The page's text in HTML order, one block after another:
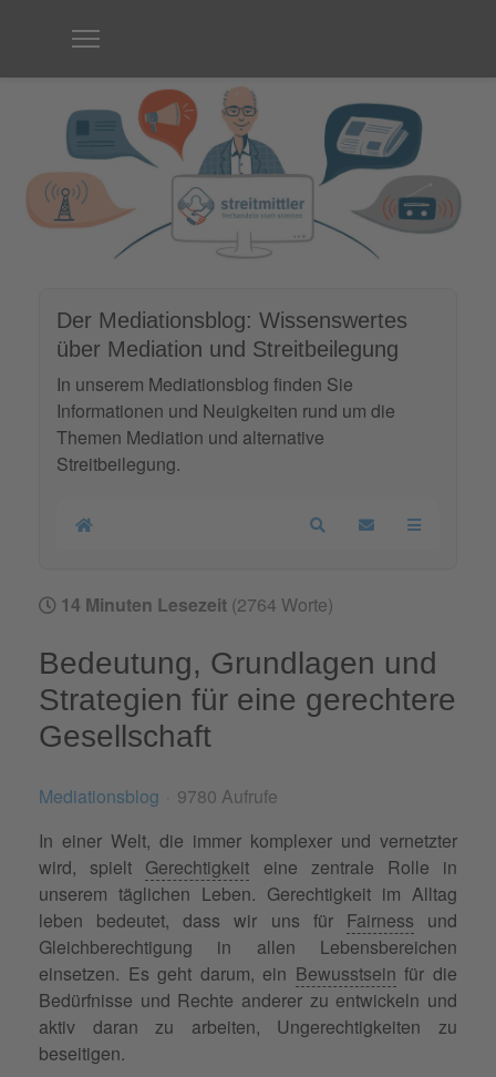
Der Mediationsblog: Wissenswertes
über Mediation und Streitbeilegung
In unserem Mediationsblog finden Sie
Informationen und Neuigkeiten rund um die
Themen Mediation und alternative
Streitbeilegung.
Home SearchUpdates
14 Minuten Lesezeit (2764 Worte)
Bedeutung, Grundlagen und
Strategien für eine gerechtere
Gesellschaft
Mediationsblog
9780 Aufrufe
In einer Welt, die immer komplexer und vernetzter
wird, spielt Gerechtigkeit eine zentrale Rolle in
unserem täglichen Leben. Gerechtigkeit im Alltag
leben bedeutet, dass wir uns für Fairness und
Gleichberechtigung in allen Lebensbereichen
einsetzen. Es geht darum, ein Bewusstsein für die
Bedürfnisse und Rechte anderer zu entwickeln und
aktiv daran zu arbeiten, Ungerechtigkeiten zu
beseitigen.